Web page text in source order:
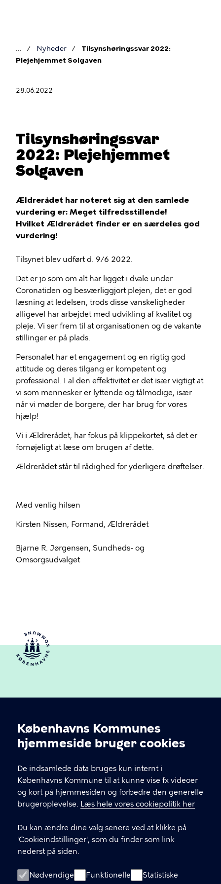
Cookieindstillinger
Københavns Kommunes
hjemmeside bruger cookies
De indsamlede data bruges kun internt i
Københavns Kommune til at kunne vise fx videoer
og kort på hjemmesiden og forbedre den generelle
brugeroplevelse. Læs hele vores cookiepolitik her
Du kan ændre dine valg senere ved at klikke på
'Cookieindstillinger', som du finder som link
nederst på siden.
Nødvendige Funktionelle Statistiske
Brødkrumme
Nyheder
Tilsynshøringssvar 2022:
Plejehjemmet Solgaven
28.06.2022
Tilsynshøringssvar
2022: Plejehjemmet
Solgaven
Ældrerådet har noteret sig at den samlede
vurdering er: Meget tilfredsstillende!
Hvilket Ældrerådet finder er en særdeles god
vurdering!
Tilsynet blev udført d. 9/6 2022.
Det er jo som om alt har ligget i dvale under
Coronatiden og besværliggjort plejen, det er god
læsning at ledelsen, trods disse vanskeligheder
alligevel har arbejdet med udvikling af kvalitet og
pleje. Vi ser frem til at organisationen og de vakante
stillinger er på plads.
Personalet har et engagement og en rigtig god
attitude og deres tilgang er kompetent og
professionel. I al den effektivitet er det især vigtigt at
vi som mennesker er lyttende og tålmodige, især
når vi møder de borgere, der har brug for vores
hjælp!
Vi i Ældrerådet, har fokus på klippekortet, så det er
fornøjeligt at læse om brugen af dette.
Ældrerådet står til rådighed for yderligere drøftelser.
Med venlig hilsen
Kirsten Nissen, Formand, Ældrerådet
Bjarne R. Jørgensen, Sundheds- og
Omsorgsudvalget
Københavns Kommune
KONTAKT
Rådhuspladsen 1, 1550 København V
LINKS